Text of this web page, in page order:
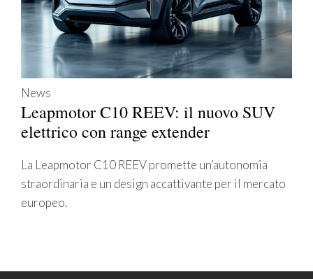
News
Leapmotor C10 REEV: il nuovo SUV
elettrico con range extender
La Leapmotor C10 REEV promette un’autonomia
straordinaria e un design accattivante per il mercato
europeo.